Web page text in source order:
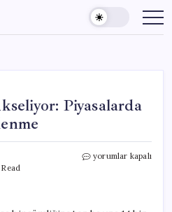
Piyasalarda
Bakır
yorumlar kapalı